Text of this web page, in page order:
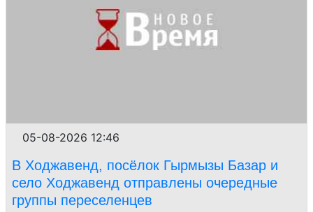
05-08-2026 12:46
В Ходжавенд, посёлок Гырмызы Базар и
село Ходжавенд отправлены очередные
группы переселенцев